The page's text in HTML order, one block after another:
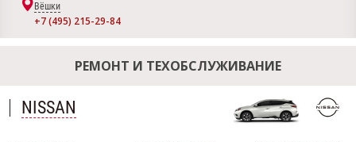
Вёшки
+7 (495) 215-29-84
РЕМОНТ И ТЕХОБСЛУЖИВАНИЕ
NISSAN